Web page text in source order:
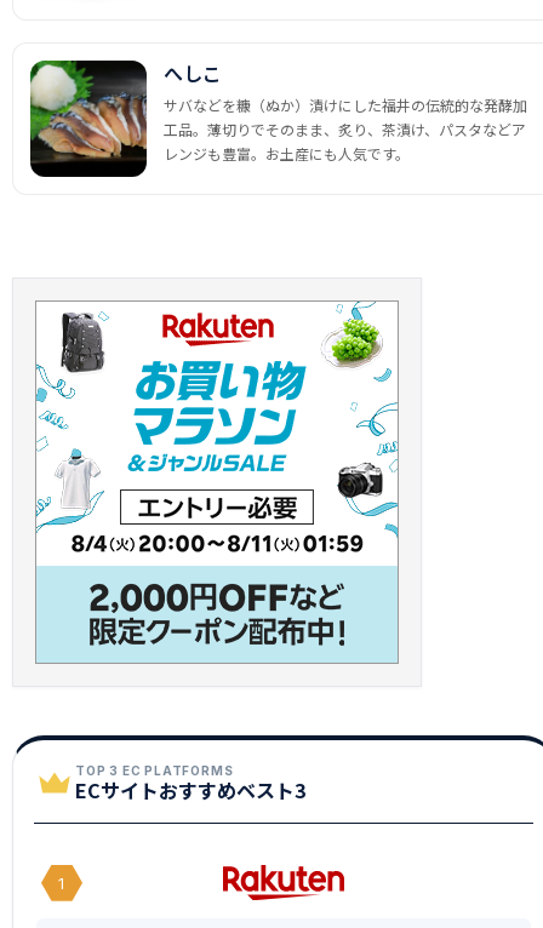
へしこ
サバなどを糠（ぬか）漬けにした福井の伝統的な発酵加
工品。薄切りでそのまま、炙り、茶漬け、パスタなどア
レンジも豊富。お土産にも人気です。
TOP 3 EC PLATFORMS
ECサイトおすすめベスト3
1